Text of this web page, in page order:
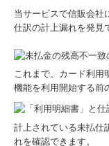
当サービスで信販会社
仕訳の計上漏れを発見
これまで、カード利用
機能を利用開始する前
計上されている未払仕
れを確認できます。